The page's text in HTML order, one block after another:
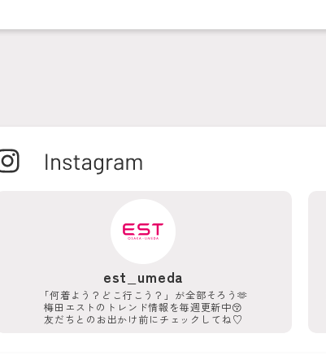
est_umeda
「何着よう？どこ行こう？」が全部そろう🫶
梅田エストのトレンド情報を毎週更新中😚
友だちとのお出かけ前にチェックしてね♡